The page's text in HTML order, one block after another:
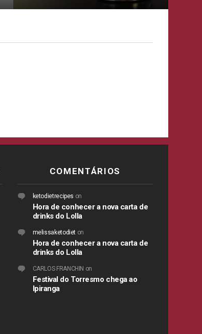
COMENTÁRIOS
ketodietrecipes on
Hora de conhecer a nova carta de
drinks do Lolla
melissaketodiet on
Hora de conhecer a nova carta de
drinks do Lolla
CARLOS FRANCHIN on
Festival do Torresmo chega ao
Ipiranga